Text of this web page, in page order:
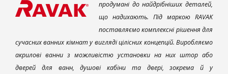
продумані до найдрібніших деталей,
що надихають. Під маркою RAVAK
поставляємо комплексні рішення для
сучасних ванних кімнат у вигляді цілісних концепцій. Виробляємо
акрилові ванни з можливістю установки на них штор або
дверей для ванн, душові кабіни та двері, зокрема й у